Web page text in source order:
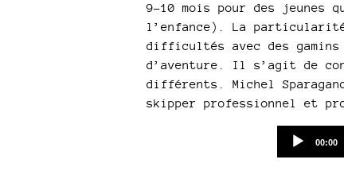
9-10 mois pour des
l’enfance). La
difficultés avec des
d’aventure. Il s’agit de
différents. Michel
skipper professionnel et
Current
00:00